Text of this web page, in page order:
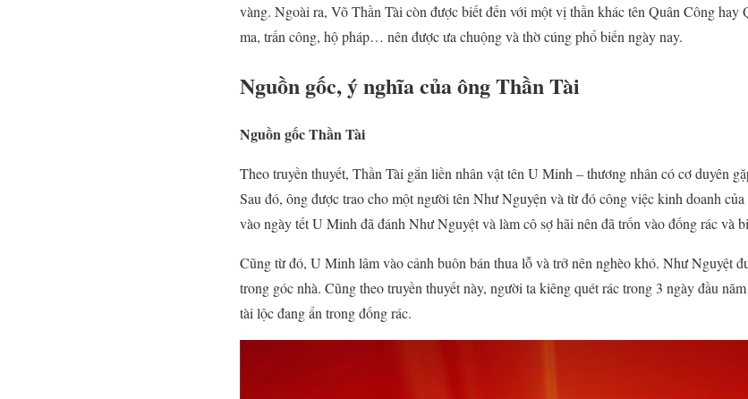
vàng. Ngoài ra, Võ Thần Tài còn được biết đến với một vị thần khác tên Quân Công
ma, trấn công, hộ pháp… nên được ưa chuộng và thờ cúng phổ biến ngày nay.
Nguồn gốc, ý nghĩa của ông Thần Tài
Nguồn gốc Thần Tài
Theo truyền thuyết, Thần Tài gắn liền nhân vật tên U Minh – thương nhân có cơ duyên
Sau đó, ông được trao cho một người tên Như Nguyện và từ đó công việc kinh doanh
vào ngày tết U Minh đã đánh Như Nguyệt và làm cô sợ hãi nên đã trốn vào đống rác và
Cũng từ đó, U Minh lâm vào cảnh buôn bán thua lỗ và trở nên nghèo khó. Như Nguyệt
trong góc nhà. Cũng theo truyền thuyết này, người ta kiêng quét rác trong 3 ngày đầu
tài lộc đang ẩn trong đống rác.